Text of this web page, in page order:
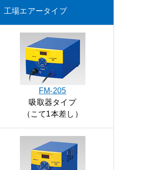
工場エアータイプ
FM-205
吸取器タイプ
（こて1本差し）